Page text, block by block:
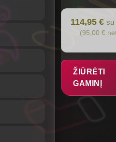
114,95 € su
(95,00 €
ŽIŪRĖTI
GAMINĮ